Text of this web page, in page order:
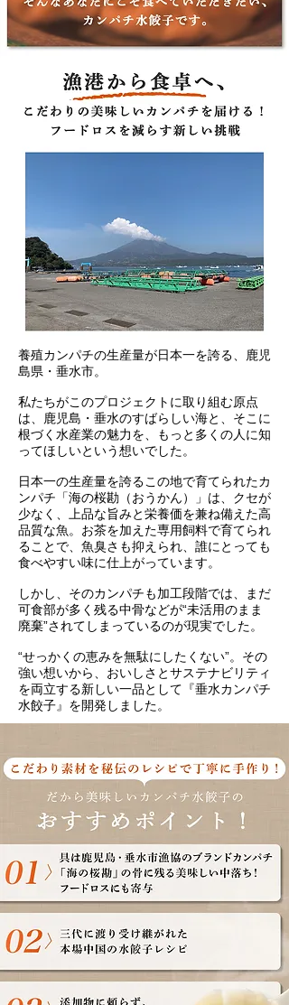
養殖カンパチの生産量が日本一を誇る、鹿児
島県・垂水市。
私たちがこのプロジェクトに取り組む原点
は、鹿児島・垂水のすばらしい海と、そこに
根づく水産業の魅力を、もっと多くの人に知
ってほしいという想いでした。
日本一の生産量を誇るこの地で育てられたカ
ンパチ「海の桜勘（おうかん）」は、クセが
少なく、上品な旨みと栄養価を兼ね備えた高
品質な魚。お茶を加えた専用飼料で育てられ
ることで、魚臭さも抑えられ、誰にとっても
食べやすい味に仕上がっています。
しかし、そのカンパチも加工段階では、まだ
可食部が多く残る中骨などが“未活用のまま
廃棄”されてしまっているのが現実でした。
“せっかくの恵みを無駄にしたくない”。その
強い想いから、おいしさとサステナビリティ
を両立する新しい一品として『垂水カンパチ
水餃子』を開発しました。